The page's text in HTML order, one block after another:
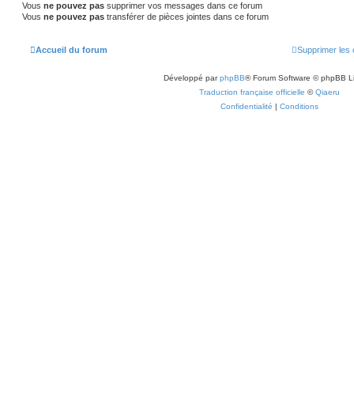
Vous ne pouvez pas supprimer vos messages dans ce forum
Vous ne pouvez pas transférer de pièces jointes dans ce forum
Accueil du forum Supprimer les
Développé parphpBB® Forum Software © phpBB
Traduction française officielle ©Qiaeru
Confidentialité | Conditions